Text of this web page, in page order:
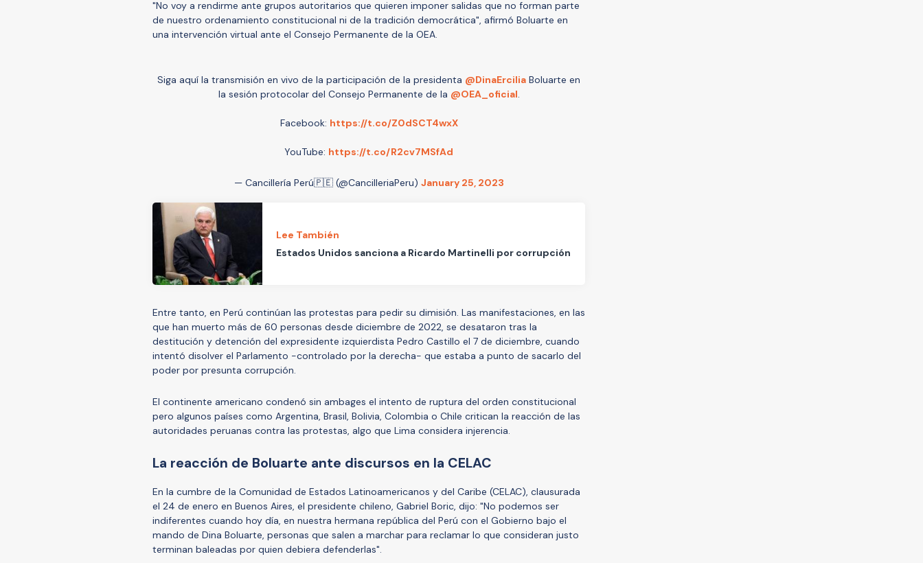
"No voy a rendirme ante grupos autoritarios que quieren imponer salidas que no forman parte
de nuestro ordenamiento constitucional ni de la tradición democrática", afirmó Boluarte en
una intervención virtual ante el Consejo Permanente de la OEA.
Siga aquí la transmisión en vivo de la participación de la presidenta @DinaErcilia Boluarte en
la sesión protocolar del Consejo Permanente de la @OEA_oficial.
Facebook: https://t.co/Z0dSCT4wxX
YouTube: https://t.co/R2cv7MSfAd
— Cancillería Perú🇵🇪 (@CancilleriaPeru) January 25, 2023
Lee También
Estados Unidos sanciona a Ricardo Martinelli por corrupción
Entre tanto, en Perú continúan las protestas para pedir su dimisión. Las manifestaciones, en las
que han muerto más de 60 personas desde diciembre de 2022, se desataron tras la
destitución y detención del expresidente izquierdista Pedro Castillo el 7 de diciembre, cuando
intentó disolver el Parlamento -controlado por la derecha- que estaba a punto de sacarlo del
poder por presunta corrupción.
El continente americano condenó sin ambages el intento de ruptura del orden constitucional
pero algunos países como Argentina, Brasil, Bolivia, Colombia o Chile critican la reacción de las
autoridades peruanas contra las protestas, algo que Lima considera injerencia.
La reacción de Boluarte ante discursos en la CELAC
En la cumbre de la Comunidad de Estados Latinoamericanos y del Caribe (CELAC), clausurada
el 24 de enero en Buenos Aires, el presidente chileno, Gabriel Boric, dijo: "No podemos ser
indiferentes cuando hoy día, en nuestra hermana república del Perú con el Gobierno bajo el
mando de Dina Boluarte, personas que salen a marchar para reclamar lo que consideran justo
terminan baleadas por quien debiera defenderlas".